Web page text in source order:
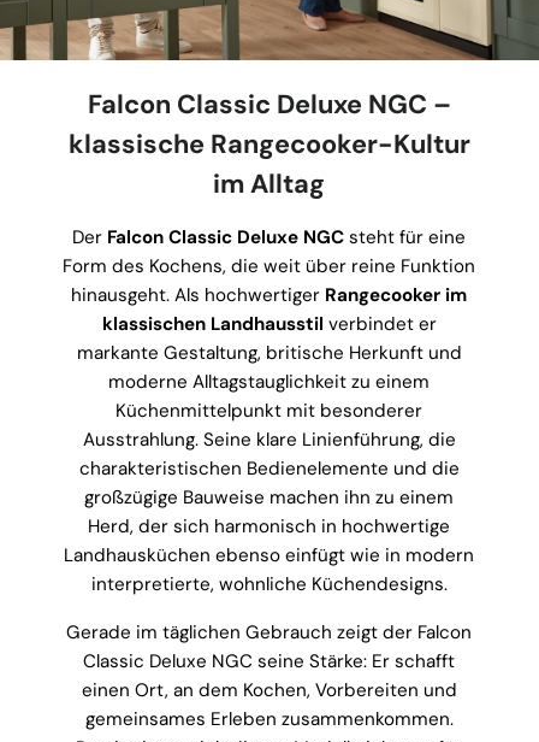
Falcon Classic Deluxe NGC –
klassische Rangecooker-Kultur
im Alltag
Der Falcon Classic Deluxe NGC steht für eine
Form des Kochens, die weit über reine Funktion
hinausgeht. Als hochwertiger Rangecooker im
klassischen Landhausstil verbindet er
markante Gestaltung, britische Herkunft und
moderne Alltagstauglichkeit zu einem
Küchenmittelpunkt mit besonderer
Ausstrahlung. Seine klare Linienführung, die
charakteristischen Bedienelemente und die
großzügige Bauweise machen ihn zu einem
Herd, der sich harmonisch in hochwertige
Landhausküchen ebenso einfügt wie in modern
interpretierte, wohnliche Küchendesigns.
Gerade im täglichen Gebrauch zeigt der Falcon
Classic Deluxe NGC seine Stärke: Er schafft
einen Ort, an dem Kochen, Vorbereiten und
gemeinsames Erleben zusammenkommen.